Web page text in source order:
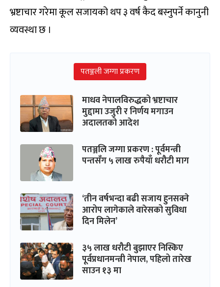
भ्रष्टाचार गरेमा कूल सजायको थप ३ वर्ष कैद बस्नुपर्ने कानुनी
व्यवस्था छ ।
पतञ्जली जग्गा प्रकरण
माधव नेपालविरुद्धको भ्रष्टाचार
मुद्दामा उजुरी र निर्णय मगाउन
अदालतको आदेश
पतञ्जलि जग्गा प्रकरण : पूर्वमन्त्री
पन्तसँग ५ लाख रुपैयाँ धरौटी माग
‘तीन वर्षभन्दा बढी सजाय हुनसक्ने
आरोप लागेकाले वारेसको सुविधा
दिन मिलेन’
३५ लाख धरौटी बुझाएर निस्किए
पूर्वप्रधानमन्त्री नेपाल, पहिलो तारेख
साउन १३ मा